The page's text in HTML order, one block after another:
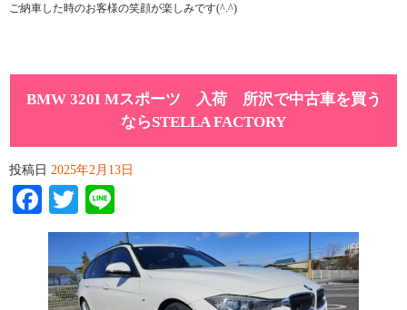
ご納車した時のお客様の笑顔が楽しみです(^.^)
BMW 320I Mスポーツ 入荷 所沢で中古車を買う
ならSTELLA FACTORY
投稿日 2025年2月13日
Facebook
Twitter